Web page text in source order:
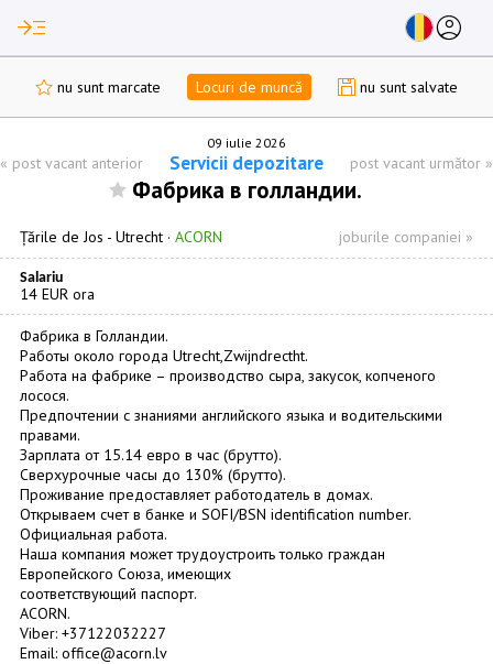
read_more account_circle
nu sunt marcate Locuri de muncă nu sunt salvate
09 iulie 2026
« post vacant anterior Servicii depozitare post vacant următor »
Фабрика в голландии.
Țările de Jos - Utrecht · ACORN joburile companiei »
Salariu
14 EUR ora
Фабрика в Голландии.
Работы около города Utrecht,Zwijndrectht.
Работа на фабрике – производство сыра, закусок, копченого
лосося.
Предпочтении с знаниями английского языка и водительскими
правами.
Зарплата от 15.14 евро в час (брутто).
Сверхурочные часы до 130% (брутто).
Проживание предоставляет работодатель в домах.
Открываем счет в банке и SOFI/BSN identification number.
Официальная работа.
Наша компания может трудоустроить только граждан
Европейского Союза, имеющих
соответствующий паспорт.
ACORN.
Viber: +37122032227
Email: office@acorn.lv